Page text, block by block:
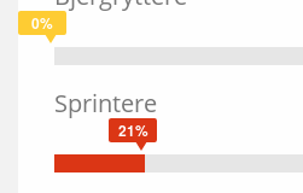
0%
Sprintere
21%